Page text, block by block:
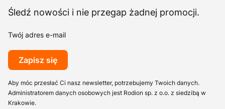
Śledź nowości i nie przegap żadnej promocji.
Twój adres e-mail
Zapisz się
Aby móc przesłać Ci nasz newsletter, potrzebujemy Twoich danych.
Administratorem danych osobowych jest Rodion sp. z o.o. z siedzibą w
Krakowie.